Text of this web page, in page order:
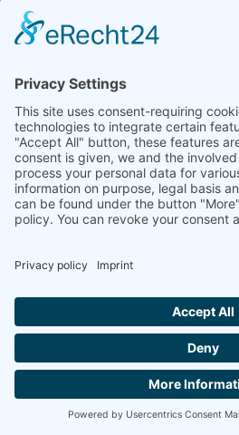
gerichteten Anfragen (Art. 6 Abs. 1
Ihrer Einwilligung (Art. 6 Abs. 1 lit. a
Die von Ihnen im Kontaktformular
verbleiben bei uns, bis Sie uns zur
Einwilligung zur Speicherung
die Datenspeicherung entfällt (z. B.
Bearbeitung Ihrer Anfrage).
Bestimmungen – insbesondere
Anfrage per E-Mail,
Wenn Sie uns per E-Mail, Telefon
wird Ihre Anfrage inklusive aller
personenbezogenen Daten (Name,
Bearbeitung Ihres Anliegens bei